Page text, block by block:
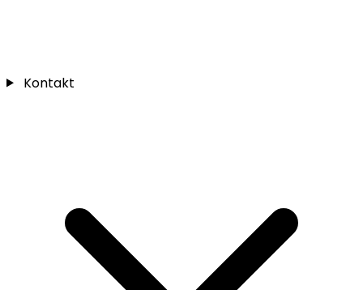
Kontakt